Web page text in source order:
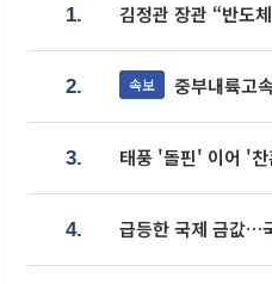
1. 김정관 장관 “반도
2. 속보 중부내륙고
3. 태풍 '돌핀' 이어 '
4. 급등한 국제 금값…